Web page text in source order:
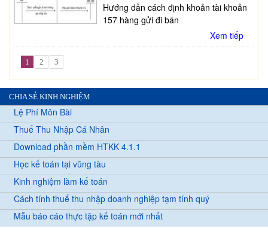
Hướng dẫn cách định khoản tài khoản
157 hàng gửi đi bán
Xem tiếp
1 2 3
CHIA SẺ KINH NGHIỆM
Lệ Phí Môn Bài
Thuế Thu Nhập Cá Nhân
Download phần mềm HTKK 4.1.1
Học kế toán tại vũng tàu
Kinh nghiệm làm kế toán
Cách tính thuế thu nhập doanh nghiệp tạm tính quý
Mẫu báo cáo thực tập kế toán mới nhất